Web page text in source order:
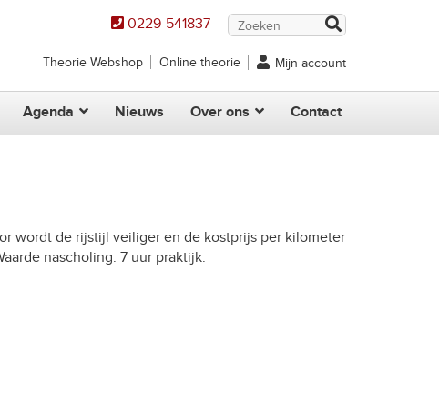
0229-541837
Theorie Webshop Online theorie Mijn account
Agenda Nieuws Over ons Contact
wordt de rijstijl veiliger en de kostprijs per kilometer
nascholing: 7 uur praktijk.